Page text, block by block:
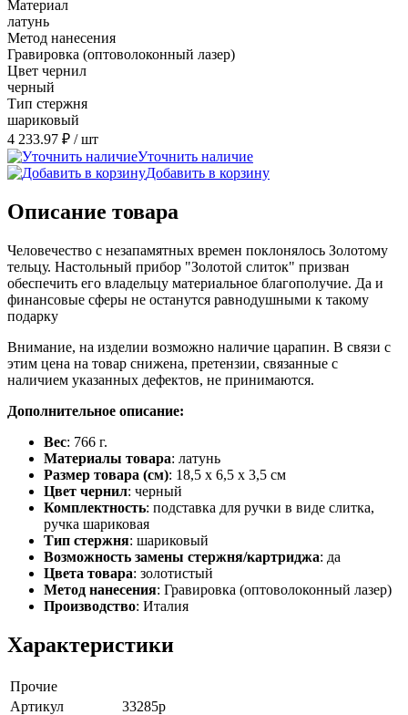
Материал
латунь
Метод нанесения
Гравировка (оптоволоконный лазер)
Цвет чернил
черный
Тип стержня
шариковый
4 233.97 ₽ / шт
Уточнить наличие
Добавить в корзину
Описание товара
Человечество с незапамятных времен поклонялось Золотому
тельцу. Настольный прибор "Золотой слиток" призван
обеспечить его владельцу материальное благополучие. Да и
финансовые сферы не останутся равнодушными к такому
подарку
Внимание, на изделии возможно наличие царапин. В связи с
этим цена на товар снижена, претензии, связанные с
наличием указанных дефектов, не принимаются.
Дополнительное описание:
Вес: 766 г.
Материалы товара: латунь
Размер товара (см): 18,5 х 6,5 х 3,5 см
Цвет чернил: черный
Комплектность: подставка для ручки в виде слитка,
ручка шариковая
Тип стержня: шариковый
Возможность замены стержня/картриджа: да
Цвета товара: золотистый
Метод нанесения: Гравировка (оптоволоконный лазер)
Производство: Италия
Характеристики
Прочие
Артикул
33285p